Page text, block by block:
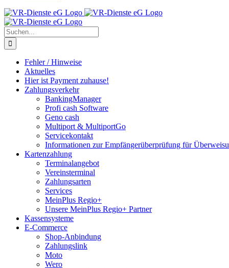
Suche
nach:
Fehler / Hinweise
Aktuelles
Hier ist Payment zuhause!
Zahlungsverkehr
BankingManager
Profi cash Software
Geno cash
Multiport & MultiportGo
Servicekontakt
Informationen zur Empfängerüberprüfung für
Kartenzahlung
Terminalangebot
Vereinsterminal
Zahlungsarten
Services
MeinPlus Regio+
Unsere MeinPlus Regio+ Partner
Kassensysteme
E-Commerce
Shop-Anbindung
Zahlungslink
Moto
Wero